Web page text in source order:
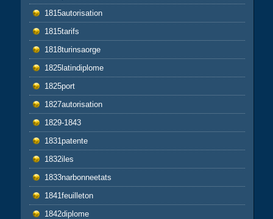
1815autorisation
1815tarifs
1818turinsaorge
1825latindiplome
1825port
1827autorisation
1829-1843
1831patente
1832iles
1833narbonneetats
1841feuilleton
1842diplome